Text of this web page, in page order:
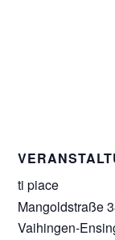
ti piace
Mangoldstraße
Vaihingen-